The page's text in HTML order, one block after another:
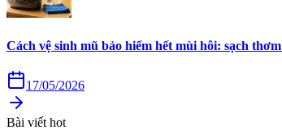
Cách vệ sinh mũ bảo hiểm hết mùi hôi: sạch
17/05/2026
Bài viết hot